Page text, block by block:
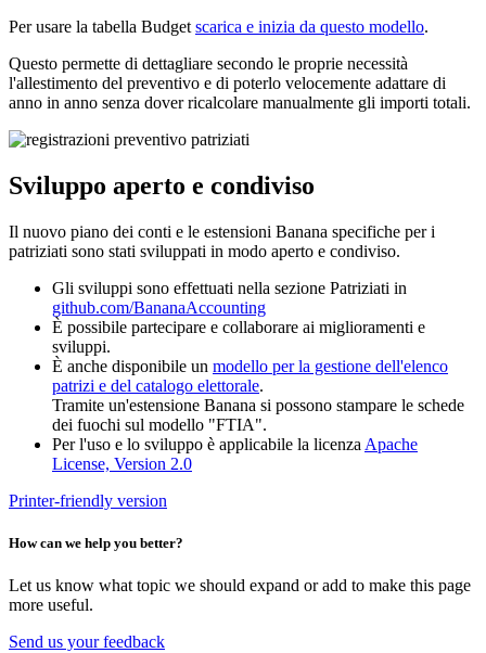
Per usare la tabella Budget scarica e inizia da questo modello.
Questo permette di dettagliare secondo le proprie necessità
l'allestimento del preventivo e di poterlo velocemente adattare di
anno in anno senza dover ricalcolare manualmente gli importi totali.
Sviluppo aperto e condiviso
Il nuovo piano dei conti e le estensioni Banana specifiche per i
patriziati sono stati sviluppati in modo aperto e condiviso.
Gli sviluppi sono effettuati nella sezione Patriziati in
github.com/BananaAccounting
È possibile partecipare e collaborare ai miglioramenti e
sviluppi.
È anche disponibile un modello per la gestione dell'elenco
patrizi e del catalogo elettorale.
Tramite un'estensione Banana si possono stampare le schede
dei fuochi sul modello "FTIA".
Per l'uso e lo sviluppo è applicabile la licenza Apache
License, Version 2.0
Printer-friendly version
How can we help you better?
Let us know what topic we should expand or add to make this page
more useful.
Send us your feedback